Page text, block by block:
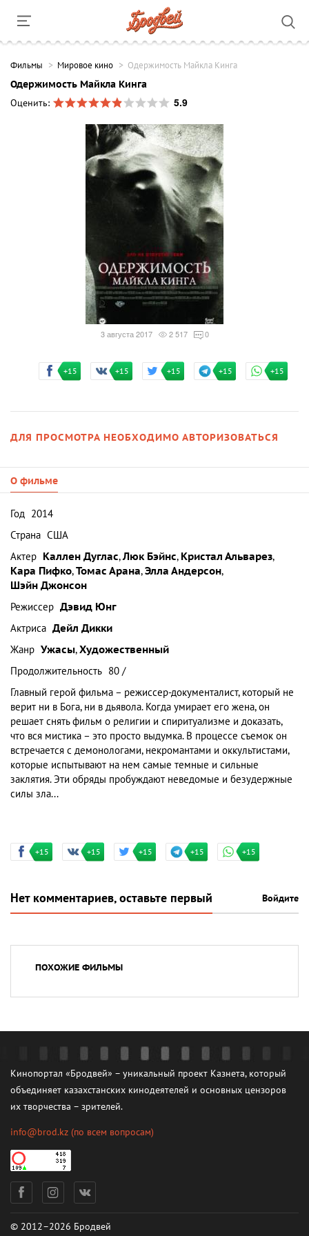
Фильмы Мировое кино Одержимость Майкла Кинга
Одержимость Майкла Кинга
Оценить:
5.9
3 августа 2017 2 517 0
+15 +15 +15 +15 +15
ДЛЯ ПРОСМОТРА НЕОБХОДИМО АВТОРИЗОВАТЬСЯ
О фильме
Год 2014
Страна США
Актер Каллен Дуглас,Люк Бэйнс, Кристал Альварез,
Кара Пифко,Томас Арана,Элла Андерсон,
Шэйн Джонсон
Режиссер Дэвид Юнг
Актриса Дейл Дикки
Жанр Ужасы,Художественный
Продолжительность 80 /
Главный герой фильма – режиссер-документалист, который не
верит ни в Бога, ни в дьявола. Когда умирает его жена, он
решает снять фильм о религии и спиритуализме и доказать,
что вся мистика – это просто выдумка. В процессе съемок он
встречается с демонологами, некромантами и оккультистами,
которые испытывают на нем самые темные и сильные
заклятия. Эти обряды пробуждают неведомые и безудержные
силы зла...
+15 +15 +15 +15 +15
Нет комментариев, оставьте первый Войдите
ПОХОЖИЕ ФИЛЬМЫ
Кинопортал «Бродвей» – уникальный проект Казнета, который
объединяет казахстанских кинодеятелей и основных цензоров
их творчества – зрителей.
info@brod.kz (по всем вопросам)
© 2012–2026 Бродвей